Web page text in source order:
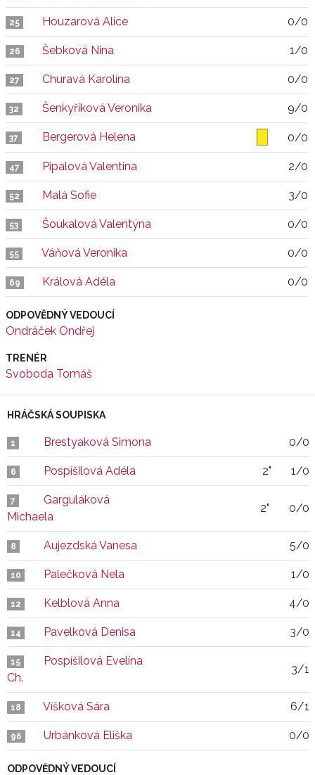
25 Houzarová Alice 0/0
26 Šebková Nina 1/0
27 Churavá Karolína 0/0
32 Šenkyříková Veronika 9/0
37 Bergerová Helena 0/0
47 Pipalová Valentina 2/0
52 Malá Sofie 3/0
53 Šoukalová Valentýna 0/0
55 Váňová Veronika 0/0
69 Králová Adéla 0/0
ODPOVĚDNÝ VEDOUCÍ
Ondráček Ondřej
TRENÉR
Svoboda Tomáš
HRÁČSKÁ SOUPISKA
1 Brestyaková Simona 0/0
6 Pospíšilová Adéla 2" 1/0
7
Garguláková
Michaela
2" 0/0
8 Aujezdská Vanesa 5/0
10 Palečková Nela 1/0
12 Kelblová Anna 4/0
14 Pavelková Denisa 3/0
15
Pospíšilová Evelína
Ch.
3/1
18 Víšková Sára 6/1
96 Urbánková Eliška 0/0
ODPOVĚDNÝ VEDOUCÍ